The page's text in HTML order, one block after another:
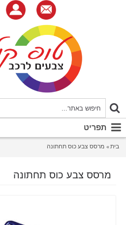
תפריט
בית מרסס צבע כוס תחתונה
מרסס צבע כוס תחתונה